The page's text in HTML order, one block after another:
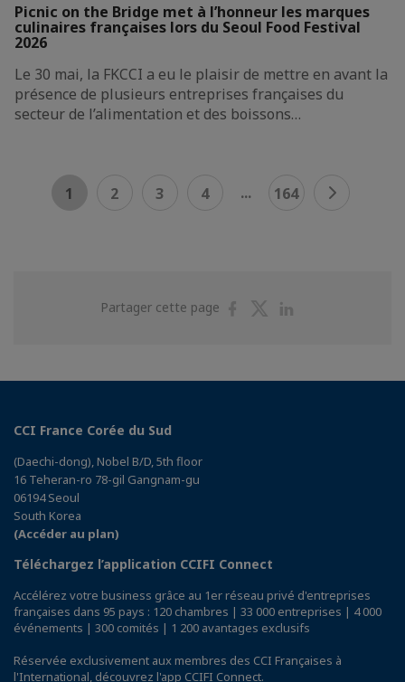
Picnic on the Bridge met à l’honneur les marques
culinaires françaises lors du Seoul Food Festival
2026
Le 30 mai, la FKCCI a eu le plaisir de mettre en avant la
présence de plusieurs entreprises françaises du
secteur de l’alimentation et des boissons…
1 2 3 4 ... 164
Partager cette page
PartagerPartager
CCI France Corée du Sud
(Daechi-dong), Nobel B/D, 5th floor
16 Teheran-ro 78-gil Gangnam-gu
06194 Seoul
South Korea
(Accéder au plan)
Téléchargez l’application CCIFI Connect
Accélérez votre business grâce au 1er réseau privé d'entreprises
françaises dans 95 pays : 120 chambres | 33 000 entreprises | 4 000
événements | 300 comités | 1 200 avantages exclusifs
Réservée exclusivement aux membres des CCI Françaises à
l'International, découvrez l'app CCIFI Connect.